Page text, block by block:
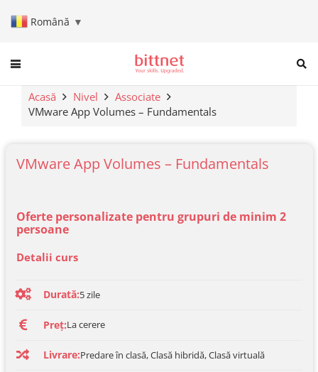
Română ▼
When autocomplete results
Acasă Nivel
Associate
VMware App Volumes – Fundamentals
VMware App Volumes – Fundamentals
Oferte personalizate pentru grupuri de minim 2
persoane
Detalii curs
Durată:5zile
Preț:La cerere
Livrare:Predare în clasă, Clasă hibridă, Clasă virtuală